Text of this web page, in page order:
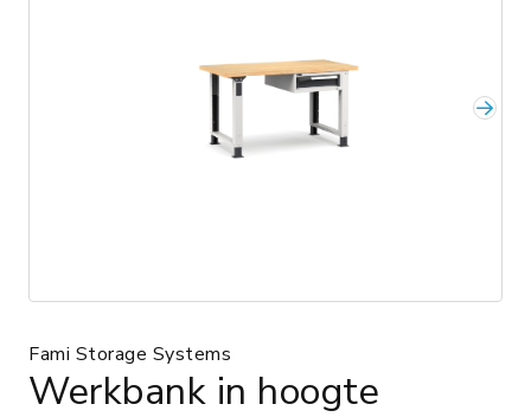
Fami Storage Systems
Werkbank in hoogte